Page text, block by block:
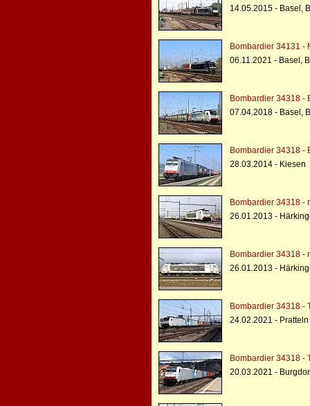
14.05.2015 - Basel,
Bombardier 34131 -
06.11.2021 - Basel,
Bombardier 34318 -
07.04.2018 - Basel,
Bombardier 34318 -
28.03.2014 - Kiesen
Bombardier 34318 -
26.01.2013 -
Bombardier 34318 -
26.01.2013 -
Bombardier 34318 -
24.02.2021 - Pratteln
Bombardier 34318 -
20.03.2021 -